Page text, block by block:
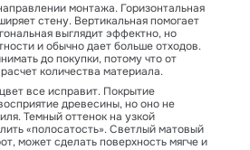
монтажа. Горизонтальная
стену. Вертикальная помогает
выглядит эффектно, но
и обычно дает больше отходов.
до покупки, потому что от
количества материала.
все исправит. Покрытие
древесины, но оно не
Темный оттенок на узкой
«полосатость». Светлый матовый
может сделать поверхность мягче и